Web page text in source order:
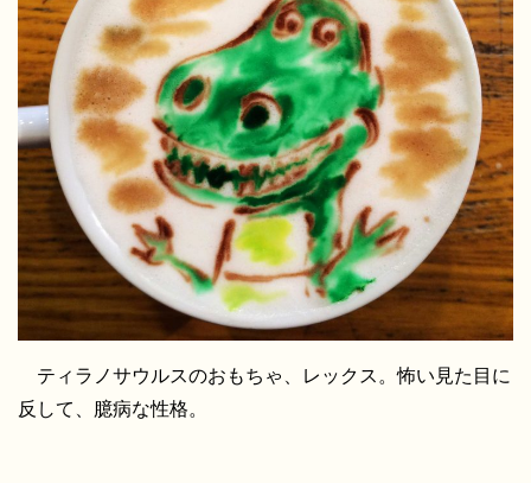
ティラノサウルスのおもちゃ、レックス。怖い見た目に
反して、臆病な性格。